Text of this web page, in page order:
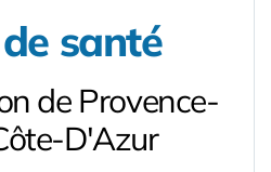
santé
de Provence-
D'Azur